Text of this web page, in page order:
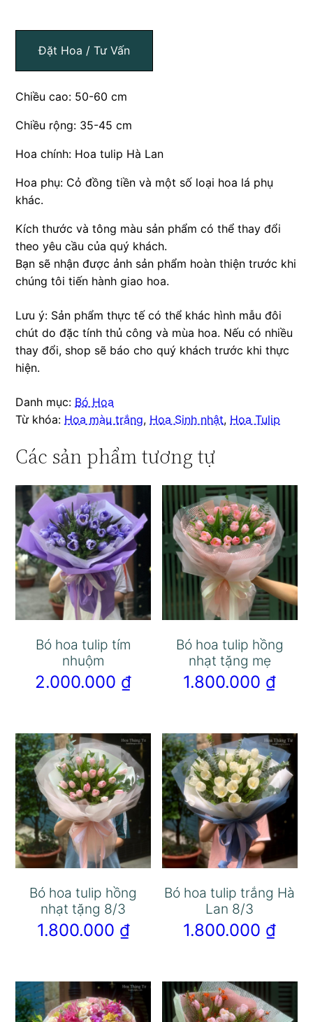
Đặt Hoa / Tư Vấn
Chiều cao: 50-60 cm
Chiều rộng: 35-45 cm
Hoa chính: Hoa tulip Hà Lan
Hoa phụ: Cỏ đồng tiền và một số loại hoa lá phụ
khác.
Kích thước và tông màu sản phẩm có thể thay đổi
theo yêu cầu của quý khách.
Bạn sẽ nhận được ảnh sản phẩm hoàn thiện trước khi
chúng tôi tiến hành giao hoa.
Lưu ý: Sản phẩm thực tế có thể khác hình mẫu đôi
chút do đặc tính thủ công và mùa hoa. Nếu có nhiều
thay đổi, shop sẽ báo cho quý khách trước khi thực
hiện.
Danh mục: Bó Hoa
Từ khóa: Hoa màu trắng, Hoa Sinh nhật, Hoa Tulip
Các sản phẩm tương tự
Bó hoa tulip tím
nhuộm
2.000.000 ₫
Bó hoa tulip hồng
nhạt tặng mẹ
1.800.000 ₫
Bó hoa tulip hồng
nhạt tặng 8/3
1.800.000 ₫
Bó hoa tulip trắng Hà
Lan 8/3
1.800.000 ₫